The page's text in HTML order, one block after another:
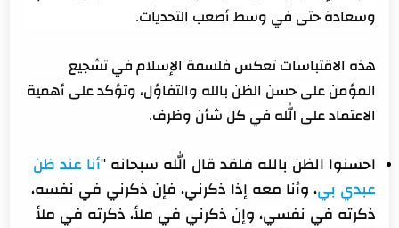
وسعادة حتى في وسط أصعب التحديات.
هذه الاقتباسات تعكس فلسفة الإسلام في تشجيع
المؤمن على حسن الظن بالله والتفاؤل، وتؤكد على أهمية
الاعتماد على الله في كل شأن وظرف.
احسنوا الظن بالله فلقد قال الله سبحانه"أنا عند ظن
عبدي بي، وأنا معه إذا ذكرني، فإن ذكرني في نفسه،
ذكرته في نفسي، وإن ذكرني في ملأ، ذكرته في ملأ